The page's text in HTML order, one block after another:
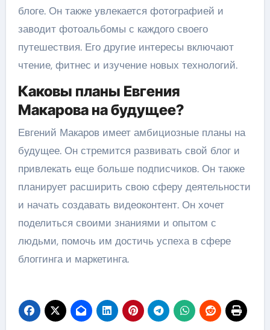
блоге. Он также увлекается фотографией и
заводит фотоальбомы с каждого своего
путешествия. Его другие интересы включают
чтение, фитнес и изучение новых технологий.
Каковы планы Евгения
Макарова на будущее?
Евгений Макаров имеет амбициозные планы на
будущее. Он стремится развивать свой блог и
привлекать еще больше подписчиков. Он также
планирует расширить свою сферу деятельности
и начать создавать видеоконтент. Он хочет
поделиться своими знаниями и опытом с
людьми, помочь им достичь успеха в сфере
блоггинга и маркетинга.